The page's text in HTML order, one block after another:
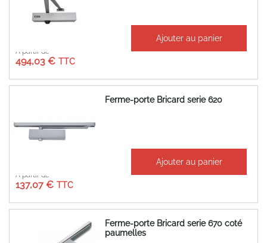
À partir de
494,03 €
Ajouter au panier
Ferme-porte Bricard serie 620
À partir de
137,07 €
Ajouter au panier
Ferme-porte Bricard serie 670 coté
paumelles